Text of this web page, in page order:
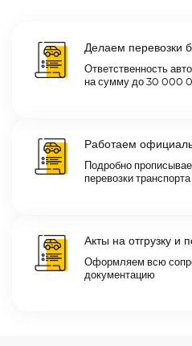
Делаем перевозки
Ответственность
на сумму до 30 000
Работаем
Подробно
перевозки транспорта
Акты на отгрузку и
Оформляем всю
документацию